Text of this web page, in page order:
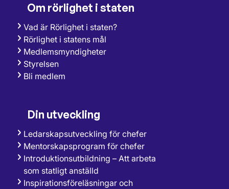
Om rörlighet i staten
Vad är Rörlighet i staten?
Rörlighet i statens mål
Medlemsmyndigheter
Styrelsen
Bli medlem
Din utveckling
Ledarskapsutveckling för chefer
Mentorskapsprogram för chefer
Introduktionsutbildning – Att arbeta
som statligt anställd
Inspirationsföreläsningar och